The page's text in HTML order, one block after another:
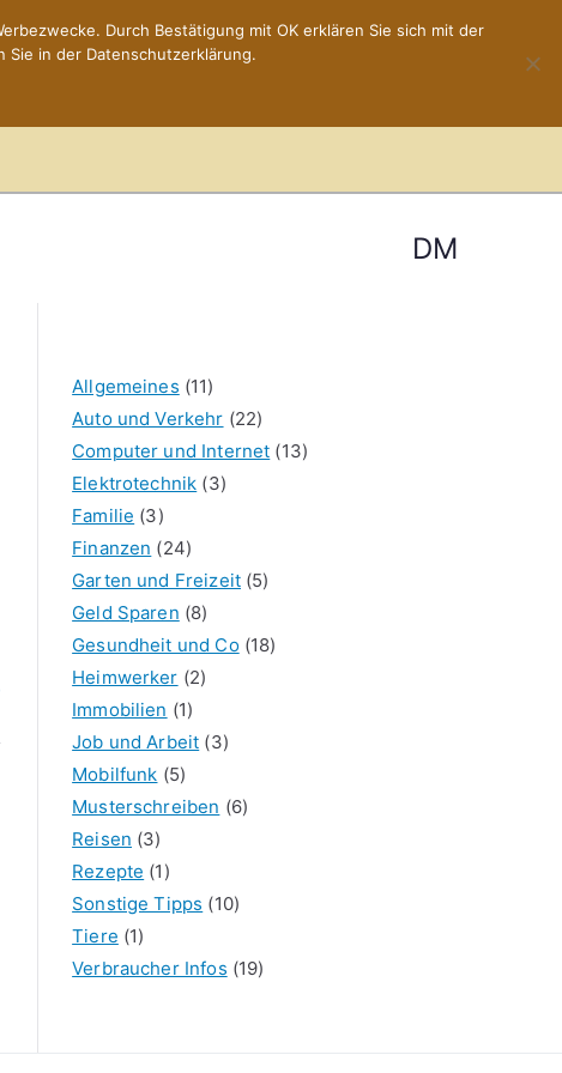
DM
Allgemeines (11)
Auto und Verkehr (22)
Computer und Internet (13)
Elektrotechnik (3)
Familie (3)
Finanzen (24)
Garten und Freizeit(5)
Geld Sparen (8)
Gesundheit und Co(18)
Heimwerker (2)
Immobilien (1)
Job und Arbeit (3)
Mobilfunk (5)
Musterschreiben (6)
Reisen (3)
Rezepte (1)
Sonstige Tipps (10)
Tiere (1)
Verbraucher Infos (19)
Durch Bestätigung mit OK erklären Sie sich mit der
in der Datenschutzerklärung.